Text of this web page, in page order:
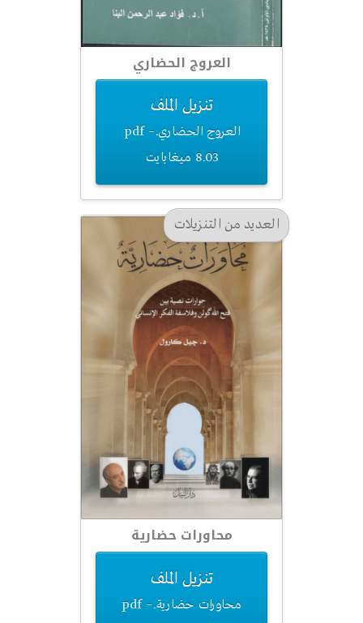
العروج الحضاري
تنزيل الملف
العروج الحضاري.pdf –
8.03 ميغابايت
العديد من التنزيلات
محاورات حضارية
تنزيل الملف
محاورات حضارية.pdf –